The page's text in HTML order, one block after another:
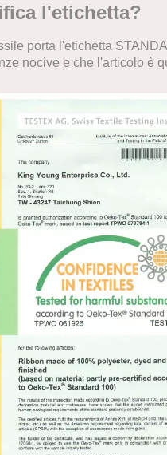
l'etichetta?
porta l'etichetta
nocive e che l'articolo è